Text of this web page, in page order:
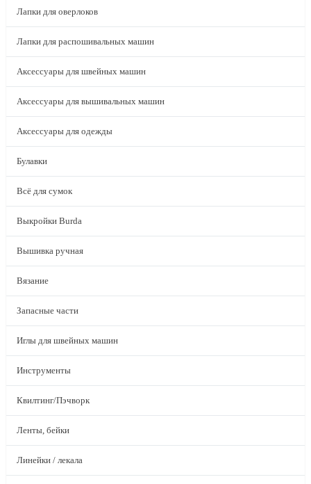
Лапки для оверлоков
Лапки для распошивальных машин
Аксессуары для швейных машин
Аксессуары для вышивальных машин
Аксессуары для одежды
Булавки
Всё для сумок
Выкройки Burda
Вышивка ручная
Вязание
Запасные части
Иглы для швейных машин
Инструменты
Квилтинг/Пэчворк
Ленты, бейки
Линейки / лекала